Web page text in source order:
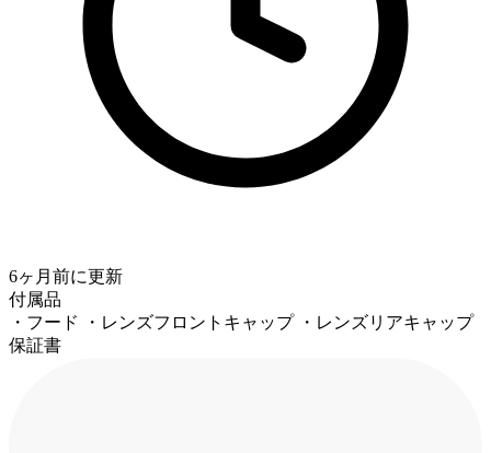
6ヶ月前に更新
付属品
・フード ・レンズフロントキャップ ・レンズリアキャップ
保証書